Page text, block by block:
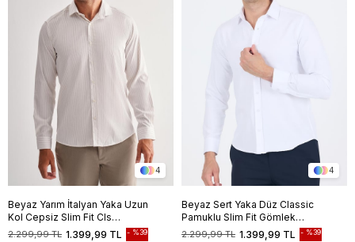
4
Beyaz Yarım İtalyan Yaka Uzun
Kol Cepsiz Slim Fit Cls
Gömlek 1004255174
1.399,99 TL
2.299,99 TL %39
4
Beyaz Sert Yaka Düz Classic
Pamuklu Slim Fit Gömlek
1004250214 1.399,99 TL
2.299,99 TL %39